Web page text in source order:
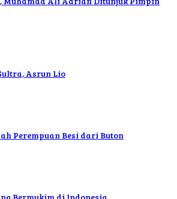
Asrun Lio
Perempuan Besi dari Buton